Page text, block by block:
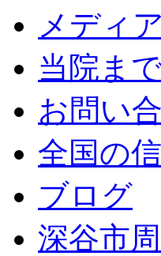
メディ
当院ま
お問い
全国の
ブログ
深谷市